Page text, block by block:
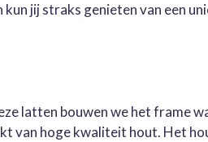
jij straks genieten van een
latten bouwen we het frame
van hoge kwaliteit hout. Het